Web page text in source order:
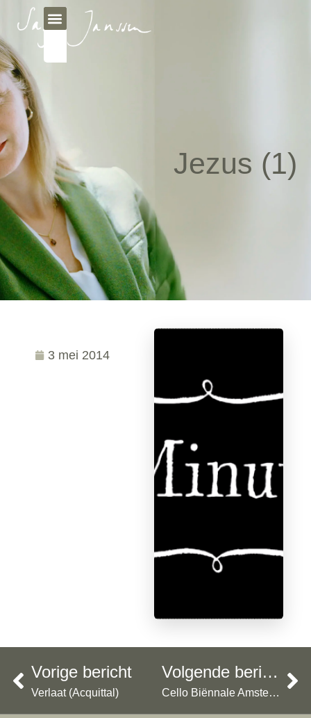
Jezus (1)
3 mei 2014
Vorige bericht
Verlaat (Acquittal)
Volgende bericht
Cello Biënnale Amsterdam 2014